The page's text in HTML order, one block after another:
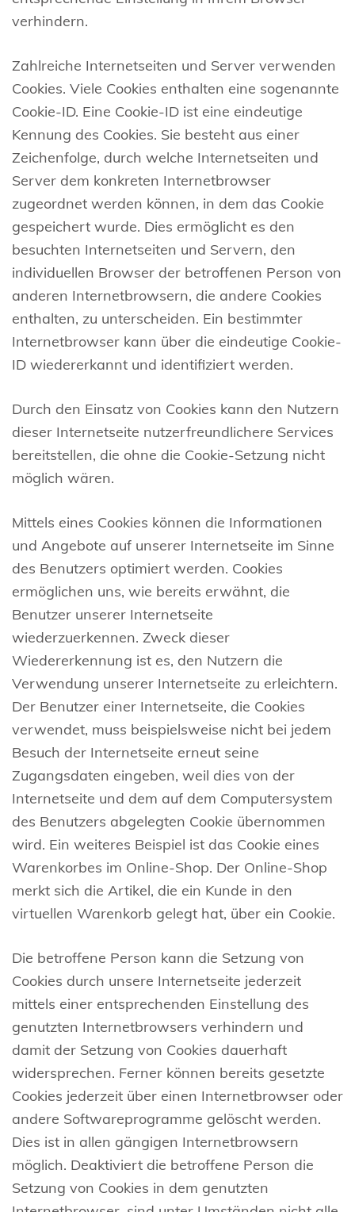
verhindern.
Zahlreiche Internetseiten und Server verwenden
Cookies. Viele Cookies enthalten eine sogenannte
Cookie-ID. Eine Cookie-ID ist eine eindeutige
Kennung des Cookies. Sie besteht aus einer
Zeichenfolge, durch welche Internetseiten und
Server dem konkreten Internetbrowser
zugeordnet werden können, in dem das Cookie
gespeichert wurde. Dies ermöglicht es den
besuchten Internetseiten und Servern, den
individuellen Browser der betroffenen Person von
anderen Internetbrowsern, die andere Cookies
enthalten, zu unterscheiden. Ein bestimmter
Internetbrowser kann über die eindeutige Cookie-
ID wiedererkannt und identifiziert werden.
Durch den Einsatz von Cookies kann den Nutzern
dieser Internetseite nutzerfreundlichere Services
bereitstellen, die ohne die Cookie-Setzung nicht
möglich wären.
Mittels eines Cookies können die Informationen
und Angebote auf unserer Internetseite im Sinne
des Benutzers optimiert werden. Cookies
ermöglichen uns, wie bereits erwähnt, die
Benutzer unserer Internetseite
wiederzuerkennen. Zweck dieser
Wiedererkennung ist es, den Nutzern die
Verwendung unserer Internetseite zu erleichtern.
Der Benutzer einer Internetseite, die Cookies
verwendet, muss beispielsweise nicht bei jedem
Besuch der Internetseite erneut seine
Zugangsdaten eingeben, weil dies von der
Internetseite und dem auf dem Computersystem
des Benutzers abgelegten Cookie übernommen
wird. Ein weiteres Beispiel ist das Cookie eines
Warenkorbes im Online-Shop. Der Online-Shop
merkt sich die Artikel, die ein Kunde in den
virtuellen Warenkorb gelegt hat, über ein Cookie.
Die betroffene Person kann die Setzung von
Cookies durch unsere Internetseite jederzeit
mittels einer entsprechenden Einstellung des
genutzten Internetbrowsers verhindern und
damit der Setzung von Cookies dauerhaft
widersprechen. Ferner können bereits gesetzte
Cookies jederzeit über einen Internetbrowser oder
andere Softwareprogramme gelöscht werden.
Dies ist in allen gängigen Internetbrowsern
möglich. Deaktiviert die betroffene Person die
Setzung von Cookies in dem genutzten